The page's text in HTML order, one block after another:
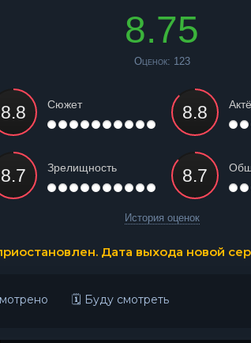
8.75
Оценок: 123
Сюжет
Зрелищность
История оценок
Дата выхода новой
🗓 Буду смотреть